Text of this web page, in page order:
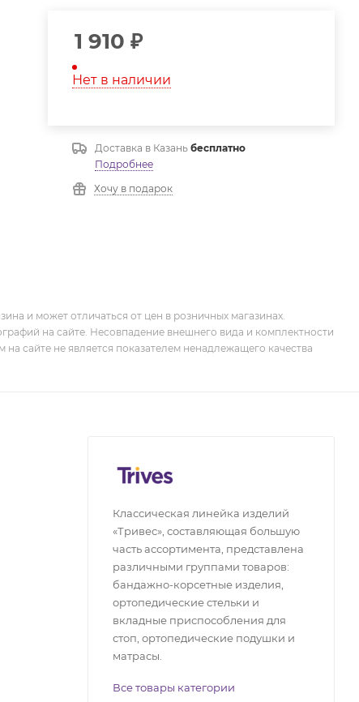
1 910 ₽
Нет в наличии
Доставка в Казань бесплатно
Подробнее
Хочу в подарок
и может отличаться от цен в розничных магазинах.
на сайте. Несовпадение внешнего вида и комплектности
сайте не является показателем ненадлежащего качества
Классическая линейка изделий
«Тривес», составляющая большую
часть ассортимента, представлена
различными группами товаров:
бандажно-корсетные изделия,
ортопедические стельки и
вкладные приспособления для
стоп, ортопедические подушки и
матрасы.
Все товары категории